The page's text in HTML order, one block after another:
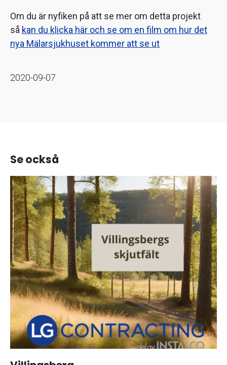
Om du är nyfiken på att se mer om detta projekt
så kan du klicka här och se om en film om hur det
nya Mälarsjukhuset kommer att se ut
2020-09-07
Se också